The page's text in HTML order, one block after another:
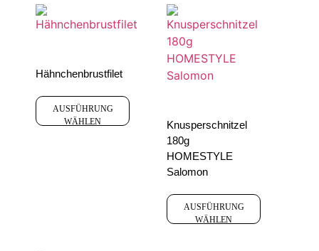
Hähnchenbrustfilet
AUSFÜHRUNG
WÄHLEN
Knusperschnitzel
180g
HOMESTYLE
Salomon
AUSFÜHRUNG
WÄHLEN